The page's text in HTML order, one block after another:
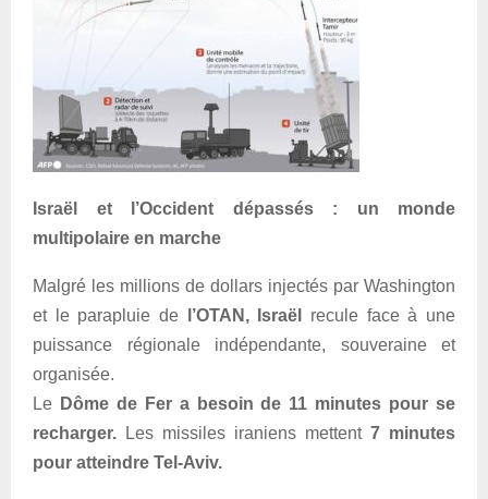
Israël et l’Occident dépassés : un monde
multipolaire en marche
Malgré les millions de dollars injectés par Washington
et le parapluie de
l’OTAN, Israël
recule face à une
puissance régionale indépendante, souveraine et
organisée.
Le Dôme de Fer a besoin de 11 minutes pour se
recharger. Les missiles iraniens mettent 7 minutes
pour atteindre Tel-Aviv.